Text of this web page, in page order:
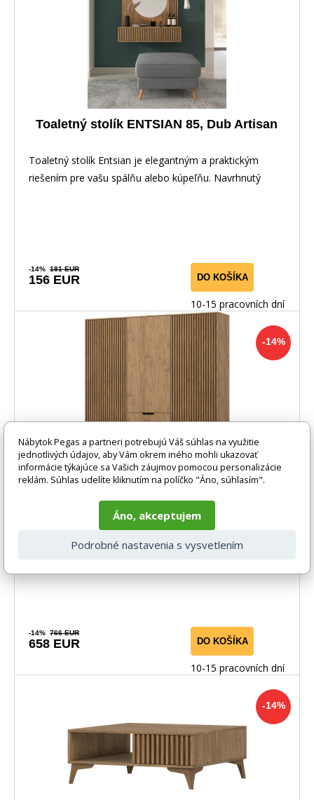
Toaletný stolík ENTSIAN 85, Dub Artisan
Toaletný stolík Entsian je elegantným a praktickým
riešením pre vašu spálňu alebo kúpeľňu. Navrhnutý
-14% 181 EUR
156 EUR DO KOŠÍKA
10-15 pracovních dní
-14%
Šatní skriňa ENTSIAN 185, Dub Artisan
Šatníková skriňa ENTSIAN 185, Dub Artisan Objavte
eleganciu a funkčnosť v jednom s našou šatníkovou
-14% 766 EUR
658 EUR DO KOŠÍKA
10-15 pracovních dní
-14%
Nábytok Pegas a partneri potrebujú Váš súhlas na využitie
jednotlivých údajov, aby Vám okrem iného mohli ukazovať
informácie týkajúce sa Vašich záujmov pomocou personalizácie
reklám. Súhlas udelíte kliknutím na políčko "Áno, súhlasím".
Áno, akceptujem
Podrobné nastavenia s vysvetlením